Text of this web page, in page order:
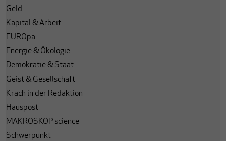
Geld
Kapital & Arbeit
EUROpa
Energie & Ökologie
Demokratie & Staat
Geist & Gesellschaft
Krach in der Redaktion
Hauspost
MAKROSKOP science
Schwerpunkt